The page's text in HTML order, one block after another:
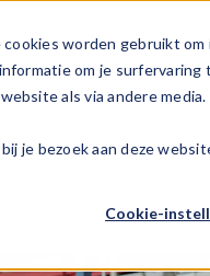
worden gebruikt
om je
als via andere
je bezoek aan deze
Cookie-
Voor